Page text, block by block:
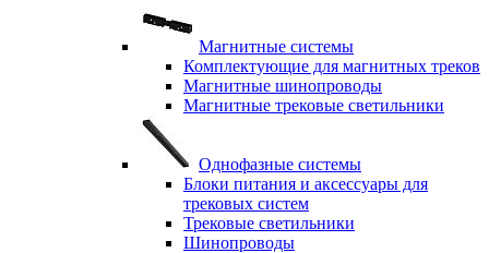
Магнитные системы
Комплектующие для магнитных треков
Магнитные шинопроводы
Магнитные трековые светильники
Однофазные системы
Блоки питания и аксессуары для
трековых систем
Трековые светильники
Шинопроводы